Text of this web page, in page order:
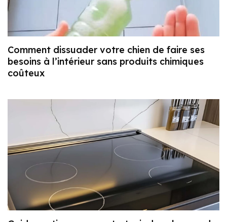
Comment dissuader votre chien de faire ses
besoins à l’intérieur sans produits chimiques
coûteux